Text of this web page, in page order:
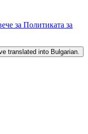
за Политиката за
translated into Bulgarian.